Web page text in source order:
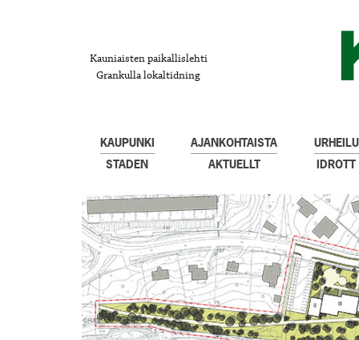
Kauniaisten paikallislehti
Grankulla lokaltidning
KAUPUNKI
STADEN
AJANKOHTAISTA
AKTUELLT
URHEILU
IDROTT